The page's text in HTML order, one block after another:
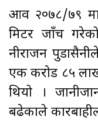
आव २०७८/७९
मिटर जाँच
नीराजन
एक करोड ८५
थियो ।
बढेकाले